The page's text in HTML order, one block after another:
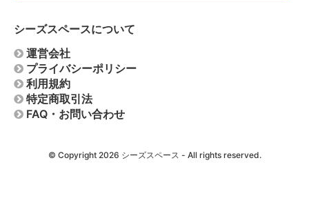
シーズスペースについて
運営会社
プライバシーポリシー
利用規約
特定商取引法
FAQ・お問い合わせ
© Copyright 2026 シーズスペース - All rights reserved.